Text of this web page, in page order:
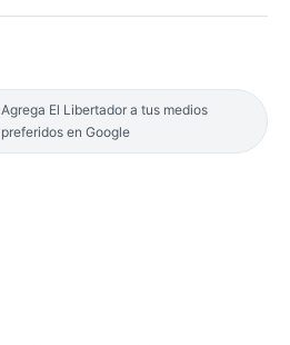
Agrega El Libertador a tus medios
preferidos en Google